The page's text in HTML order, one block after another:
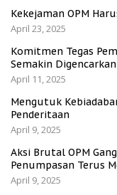
Kekejaman OPM
April 23, 2025
Komitmen Tegas
Semakin Digencarkan
April 11, 2025
Mengutuk
Penderitaan
April 9, 2025
Aksi Brutal OPM
Penumpasan Terus
April 9, 2025